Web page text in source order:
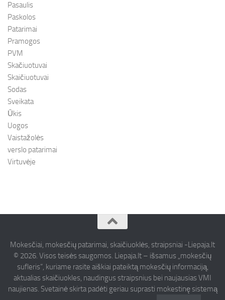
Pasaulis
Paskolos
Patarimai
Pramogos
PVM
Skačiuotuvai
Skaičiuotuvai
Sodas
Sveikata
Ūkis
Uogos
Vaistažolės
verslo patarimai
Virtuvėje
Mokesčiai, mokesčių patarimai, skaičiuoklės, straipsniai -Liepaja.lt
© 2026. Visos teisės saugomos. Liepaja.lt – išsamus „mokesčių
sufleris“, kuriame rasite aiškiai pateiktą mokesčių informaciją,
aktualias skaičiuokles, naudingus straipsnius bei naujausias VMI
naujienas. Svetainė skirta padėti geriau suprasti mokestinę sistemą